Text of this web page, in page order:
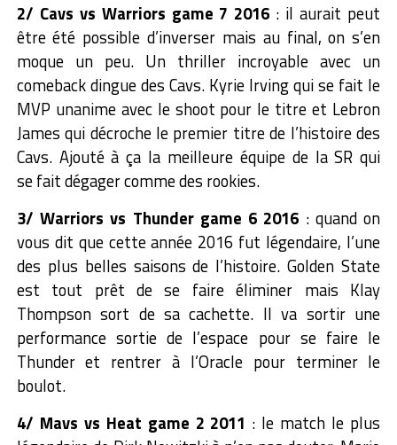
2/ Cavs vs Warriors game 7 2016 : il aurait peut
être été possible d’inverser mais au final, on s’en
moque un peu. Un thriller incroyable avec un
comeback dingue des Cavs. Kyrie Irving qui se fait le
MVP unanime avec le shoot pour le titre et Lebron
James qui décroche le premier titre de l’histoire des
Cavs. Ajouté à ça la meilleure équipe de la SR qui
se fait dégager comme des rookies.
3/ Warriors vs Thunder game 6 2016 : quand on
vous dit que cette année 2016 fut légendaire, l’une
des plus belles saisons de l’histoire. Golden State
est tout prêt de se faire éliminer mais Klay
Thompson sort de sa cachette. Il va sortir une
performance sortie de l’espace pour se faire le
Thunder et rentrer à l’Oracle pour terminer le
boulot.
4/ Mavs vs Heat game 2 2011 : le match le plus